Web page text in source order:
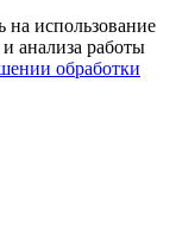
на использование
анализа работы
обработки